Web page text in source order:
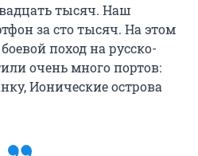
тысяч. Наш
за сто тысяч. На этом
поход на русско-
очень много портов:
Ионические острова